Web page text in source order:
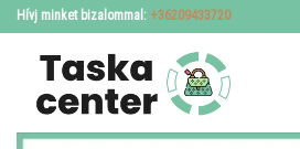
Skip
to
content
Hívj minket bizalommal: +36209433720